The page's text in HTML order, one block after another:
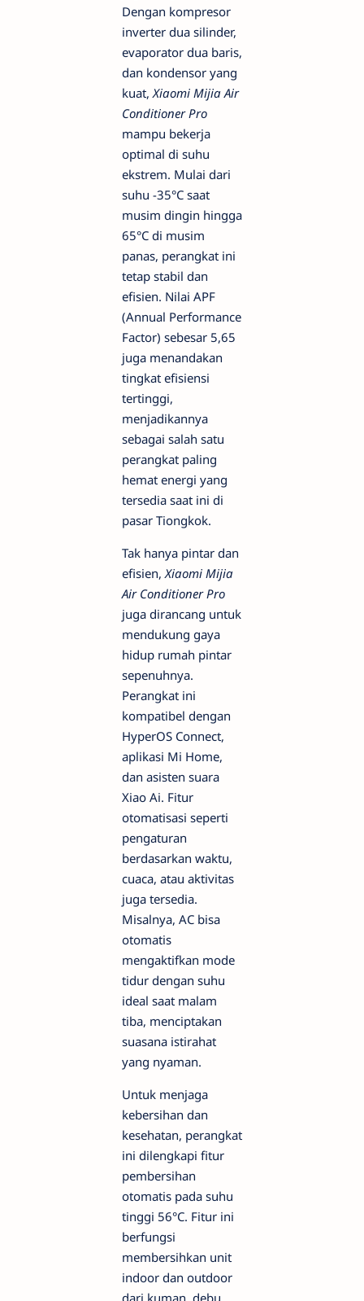
Dengan kompresor
inverter dua silinder,
evaporator dua baris,
dan kondensor yang
kuat, Xiaomi Mijia Air
Conditioner Pro
mampu bekerja
optimal di suhu
ekstrem. Mulai dari
suhu -35°C saat
musim dingin hingga
65°C di musim
panas, perangkat ini
tetap stabil dan
efisien. Nilai APF
(Annual Performance
Factor) sebesar 5,65
juga menandakan
tingkat efisiensi
tertinggi,
menjadikannya
sebagai salah satu
perangkat paling
hemat energi yang
tersedia saat ini di
pasar Tiongkok.
Tak hanya pintar dan
efisien, Xiaomi Mijia
Air Conditioner Pro
juga dirancang untuk
mendukung gaya
hidup rumah pintar
sepenuhnya.
Perangkat ini
kompatibel dengan
HyperOS Connect,
aplikasi Mi Home,
dan asisten suara
Xiao Ai. Fitur
otomatisasi seperti
pengaturan
berdasarkan waktu,
cuaca, atau aktivitas
juga tersedia.
Misalnya, AC bisa
otomatis
mengaktifkan mode
tidur dengan suhu
ideal saat malam
tiba, menciptakan
suasana istirahat
yang nyaman.
Untuk menjaga
kebersihan dan
kesehatan, perangkat
ini dilengkapi fitur
pembersihan
otomatis pada suhu
tinggi 56°C. Fitur ini
berfungsi
membersihkan unit
indoor dan outdoor
dari kuman, debu,